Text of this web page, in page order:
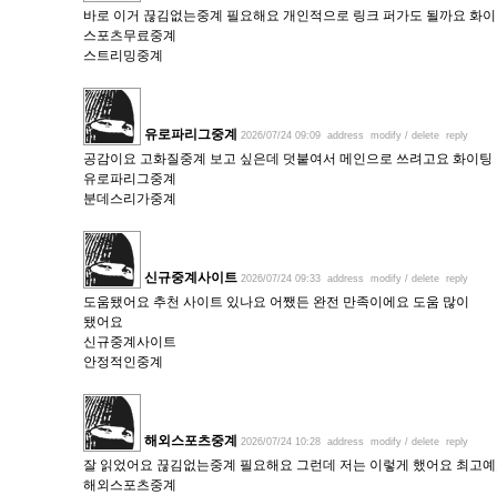
바로 이거 끊김없는중계 필요해요 개인적으로 링크 퍼가도 될까요 화
스포츠무료중계
스트리밍중계
유로파리그중계 2026/07/24 09:09 address modify / delete reply
공감이요 고화질중계 보고 싶은데 덧붙여서 메인으로 쓰려고요 화이팅
유로파리그중계
분데스리가중계
신규중계사이트 2026/07/24 09:33 address modify / delete reply
도움됐어요 추천 사이트 있나요 어쨌든 완전 만족이에요 도움 많이
됐어요
신규중계사이트
안정적인중계
해외스포츠중계 2026/07/24 10:28 address modify / delete reply
잘 읽었어요 끊김없는중계 필요해요 그런데 저는 이렇게 했어요 최고
해외스포츠중계